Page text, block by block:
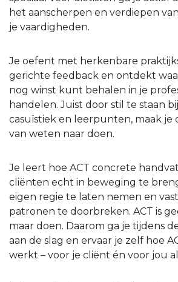
het aanscherpen en verdiepen van
je vaardigheden.
Je oefent met herkenbare
gerichte feedback en ontdekt
nog winst kunt behalen in je
handelen. Juist door stil te staan
casuïstiek en leerpunten, maak je
van weten naar doen.
Je leert hoe ACT concrete
cliënten echt in beweging te
eigen regie te laten nemen en
patronen te doorbreken. ACT is
maar doen. Daarom ga je tijdens
aan de slag en ervaar je zelf hoe
werkt – voor je cliënt én voor jou